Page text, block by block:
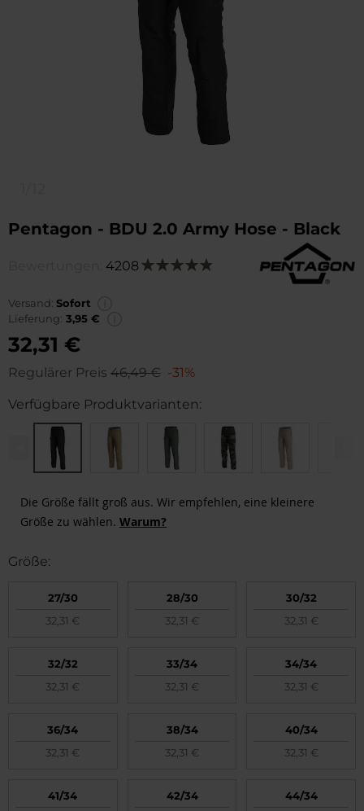
Pentagon - BDU 2.0 Army Hose - Black
4208Bewertung:
Versand: Sofort
Lieferung: 3,95 €
32,31 €
Regulärer Preis 46,49 € -31%
Verfügbare Produktvarianten:
Die Größe fällt groß aus. Wir empfehlen, eine kleinere
Größe zu wählen. Warum?
Größe:
27/30
32,31 €
28/30
32,31 €
30/32
32,31 €
32/32
32,31 €
33/34
32,31 €
34/34
32,31 €
36/34
32,31 €
38/34
32,31 €
40/34
32,31 €
41/34
42/34
44/34